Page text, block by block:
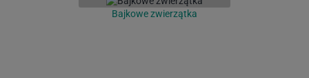
Bajkowe zwierzątka